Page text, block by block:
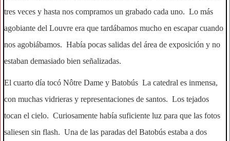
tres veces y hasta nos compramos un grabado cada uno. Lo más
agobiante del Louvre era que tardábamos mucho en escapar cuando
nos agobiábamos. Había pocas salidas del área de exposición y no
estaban demasiado bien señalizadas.
El cuarto día tocó Nôtre Dame y Batobús La catedral es inmensa,
con muchas vidrieras y representaciones de santos. Los tejados
tocan el cielo. Curiosamente había suficiente luz para que las fotos
saliesen sin flash. Una de las paradas del Batobús estaba a dos